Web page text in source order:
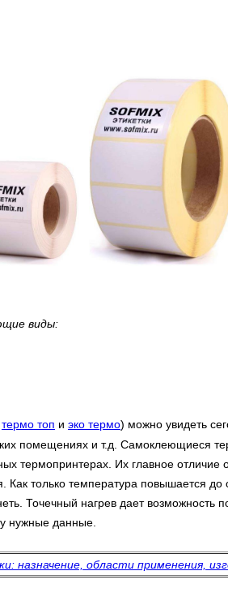
виды:
термо топ и эко термо) можно увидеть
помещениях и т.д. Самоклеющиеся
термопринтерах. Их главное отличие
Как только температура повышается
Точечный нагрев дает возможность
нужные данные.
назначение, области применения,